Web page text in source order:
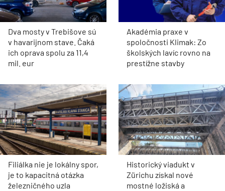
Dva mosty v Trebišove sú
v havarijnom stave. Čaká
ich oprava spolu za 11,4
mil. eur
Akadémia praxe v
spoločnosti Klimak: Zo
školských lavíc rovno na
prestížne stavby
Filiálka nie je lokálny spor,
je to kapacitná otázka
železničného uzla
Historický viadukt v
Zürichu získal nové
mostné ložiská a